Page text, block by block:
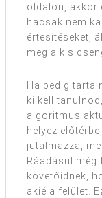
oldalon, akkor
hacsak nem
értesítéseket,
meg a kis
Ha pedig
ki kell
algoritmus
helyez
jutalmazza,
Ráadásul
követőidnek,
akié a felület.